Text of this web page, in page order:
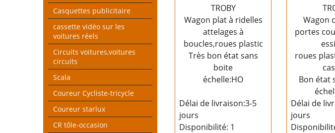
Casquettes publicitaire
cassette vidéo sur les
voitures réels
Circuits voitures,voitures
circuits
Scala
Coureur Cycliste-tricycle
Coureur starlux
CR tôle-occasion
TROBY
Wagon plat à ridelles
attelages à
boucles,roues plastic
Très bon état sans
boite
échelle:HO
Délai de livraison:3-5
jours
Disponibilité: 1
Wagon
portes
roues
Bon état
Délai de
jours